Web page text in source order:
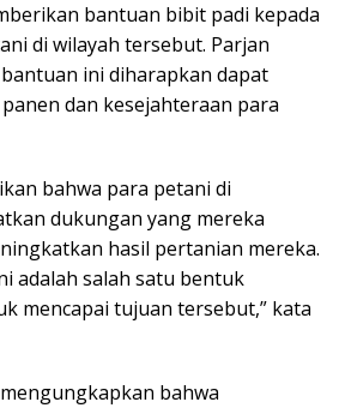
bantuan bibit padi kepada
di wilayah tersebut. Parjan
ini diharapkan dapat
dan kesejahteraan para
bahwa para petani di
dukungan yang mereka
hasil pertanian mereka.
adalah salah satu bentuk
mencapai tujuan tersebut,” kata
bahwa